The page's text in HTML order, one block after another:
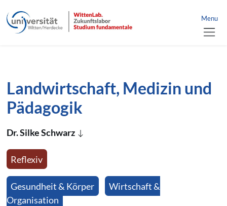
Menu
schließen
Landwirtschaft, Medizin und
Pädagogik
Dr. Silke Schwarz
Reflexiv
Gesundheit & Körper
Wirtschaft &
Organisation